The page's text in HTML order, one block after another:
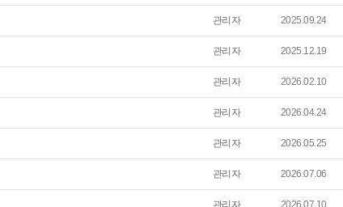
관리자 2025.09.24
관리자 2025.12.19
관리자 2026.02.10
관리자 2026.04.24
관리자 2026.05.25
관리자 2026.07.06
관리자 2026.07.10